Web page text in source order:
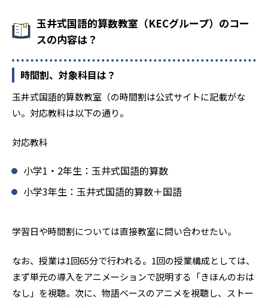
奈良学園高校
3
大阪教育大学附属高校平野校舎 2
6
※2024年度の実績。公式サイトより
※KECグループ全体の実績
玉井式国語的算数教室（KECグループ）のコー
スの内容は？
時間割、対象科目は？
玉井式国語的算数教室（の時間割は公式サイトに記載がな
い。対応教科は以下の通り。
対応教科
小学1・2年生：玉井式国語的算数
小学3年生：玉井式国語的算数＋国語
学習日や時間割については直接教室に問い合わせたい。
なお、授業は1回65分で行われる。1回の授業構成としては、
まず単元の導入をアニメーションで説明する「きほんのおは
なし」を視聴。次に、物語ベースのアニメを視聴し、ストー